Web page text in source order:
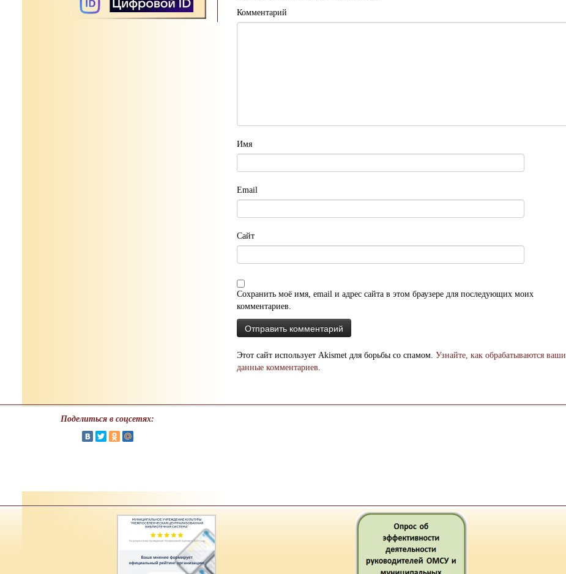
Комментарий
Имя
Email
Сайт
Сохранить моё имя, email и адрес сайта в этом браузере для последующих моих
комментариев.
Этот сайт использует Akismet для борьбы со спамом. Узнайте, как обрабатываются ваши
данные комментариев
Поделиться в соцсетях: